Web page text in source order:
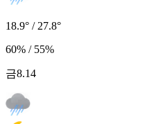
18.9° / 27.8°
60% / 55%
금8.14